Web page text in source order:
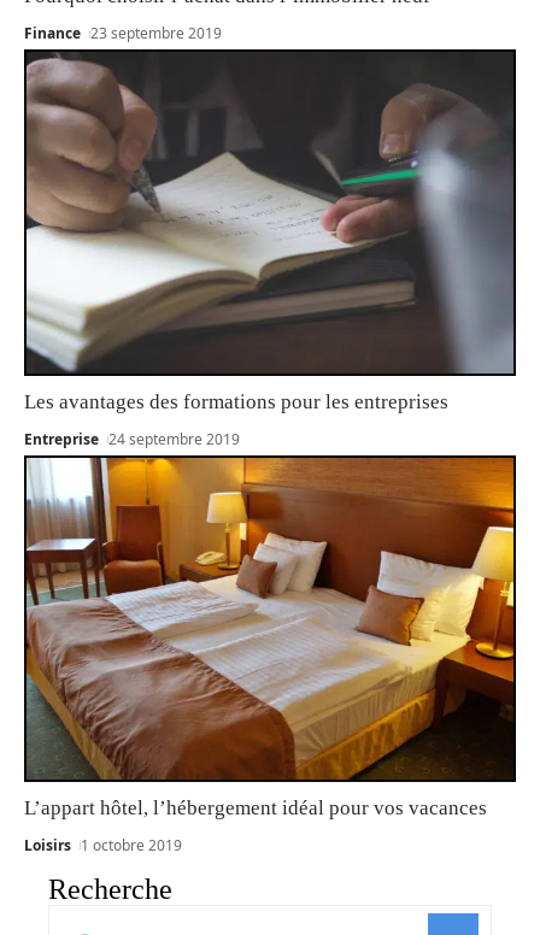
Finance 23 septembre 2019
Les avantages des formations pour les entreprises
Entreprise 24 septembre 2019
L’appart hôtel, l’hébergement idéal pour vos vacances
Loisirs 1 octobre 2019
Recherche